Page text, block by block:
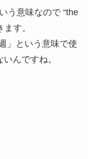
う意味なので “the
す。
」という意味で使
んですね。